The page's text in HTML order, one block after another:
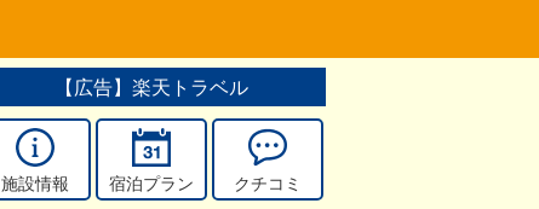
【広告】楽天トラベル
施設情報 宿泊プラン
クチコミ